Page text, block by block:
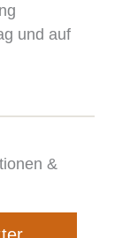
und auf
&